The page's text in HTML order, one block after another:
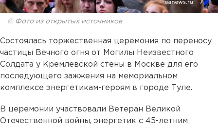
© Фото из открытых источников
Состоялась торжественная церемония по переносу
частицы Вечного огня от Могилы Неизвестного
Солдата у Кремлевской стены в Москве для его
последующего зажжения на мемориальном
комплексе энергетикам-героям в городе Туле.
В церемонии участвовали Ветеран Великой
Отечественной войны, энергетик с 45-летним